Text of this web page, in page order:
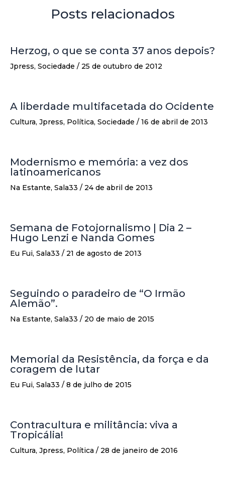
Posts relacionados
Herzog, o que se conta 37 anos depois?
Jpress, Sociedade / 25 de outubro de 2012
A liberdade multifacetada do Ocidente
Cultura, Jpress, Política, Sociedade / 16 de abril de 2013
Modernismo e memória: a vez dos
latinoamericanos
Na Estante, Sala33 / 24 de abril de 2013
Semana de Fotojornalismo | Dia 2 –
Hugo Lenzi e Nanda Gomes
Eu Fui, Sala33 / 21 de agosto de 2013
Seguindo o paradeiro de “O Irmão
Alemão”.
Na Estante, Sala33 / 20 de maio de 2015
Memorial da Resistência, da força e da
coragem de lutar
Eu Fui, Sala33 / 8 de julho de 2015
Contracultura e militância: viva a
Tropicália!
Cultura, Jpress, Política / 28 de janeiro de 2016